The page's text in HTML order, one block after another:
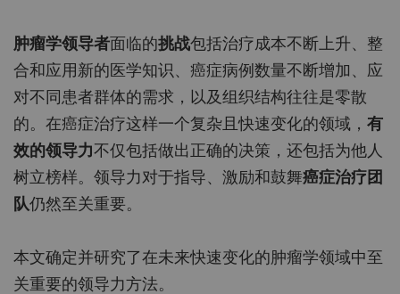
肿瘤学领导者面临的挑战包括治疗成本不断上升、整
合和应用新的医学知识、癌症病例数量不断增加、应
对不同患者群体的需求，以及组织结构往往是零散
的。在癌症治疗这样一个复杂且快速变化的领域， 有
效的领导力不仅包括做出正确的决策，还包括为他人
树立榜样。领导力对于指导、激励和鼓舞癌症治疗团
队仍然至关重要。
本文确定并研究了在未来快速变化的肿瘤学领域中至
关重要的领导力方法。